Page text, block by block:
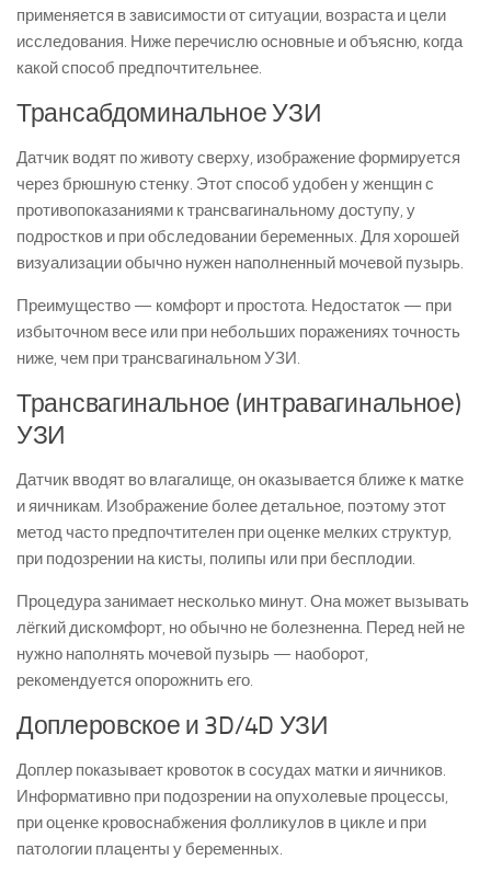
применяется в зависимости от ситуации, возраста и цели
исследования. Ниже перечислю основные и объясню, когда
какой способ предпочтительнее.
Трансабдоминальное УЗИ
Датчик водят по животу сверху, изображение формируется
через брюшную стенку. Этот способ удобен у женщин с
противопоказаниями к трансвагинальному доступу, у
подростков и при обследовании беременных. Для хорошей
визуализации обычно нужен наполненный мочевой пузырь.
Преимущество — комфорт и простота. Недостаток — при
избыточном весе или при небольших поражениях точность
ниже, чем при трансвагинальном УЗИ.
Трансвагинальное (интравагинальное)
УЗИ
Датчик вводят во влагалище, он оказывается ближе к матке
и яичникам. Изображение более детальное, поэтому этот
метод часто предпочтителен при оценке мелких структур,
при подозрении на кисты, полипы или при бесплодии.
Процедура занимает несколько минут. Она может вызывать
лёгкий дискомфорт, но обычно не болезненна. Перед ней не
нужно наполнять мочевой пузырь — наоборот,
рекомендуется опорожнить его.
Доплеровское и 3D/4D УЗИ
Доплер показывает кровоток в сосудах матки и яичников.
Информативно при подозрении на опухолевые процессы,
при оценке кровоснабжения фолликулов в цикле и при
патологии плаценты у беременных.